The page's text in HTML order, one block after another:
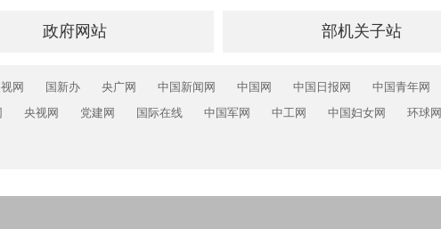
政府网站 部机关子站
网 国新办 央广网 中国新闻网 中国网 中国日报网 中国青年网
央视网 党建网 国际在线 中国军网 中工网 中国妇女网 环球网